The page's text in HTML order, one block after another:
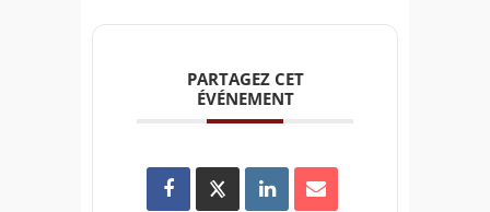
PARTAGEZ CET
ÉVÉNEMENT